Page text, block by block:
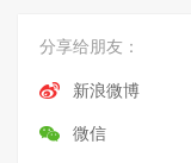
分享给朋友：
新浪微博
微信